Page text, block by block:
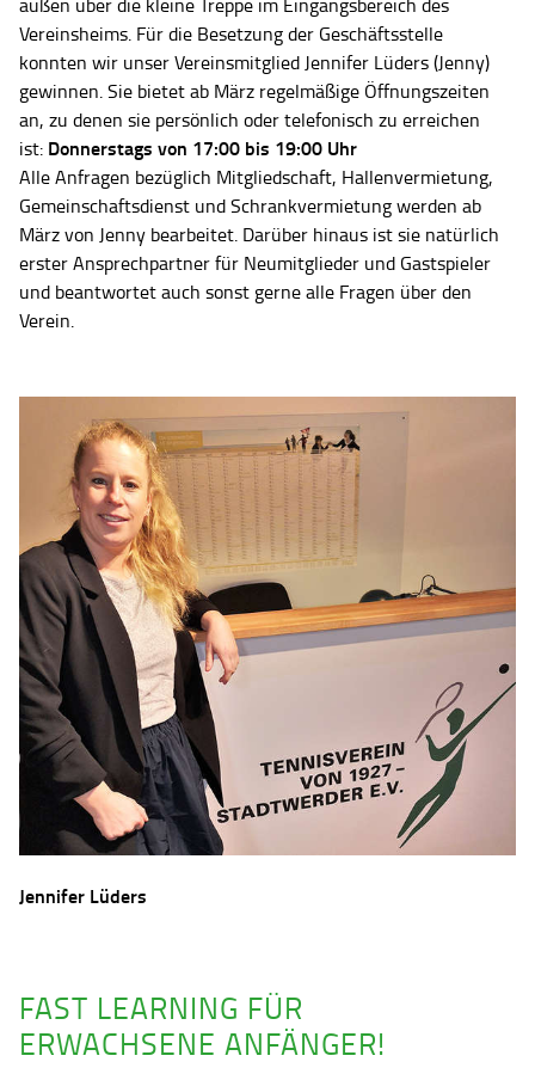
außen über die kleine Treppe im Eingangsbereich des
Vereinsheims. Für die Besetzung der Geschäftsstelle
konnten wir unser Vereinsmitglied Jennifer Lüders (Jenny)
gewinnen. Sie bietet ab März regelmäßige Öffnungszeiten
an, zu denen sie persönlich oder telefonisch zu erreichen
ist: Donnerstags von 17:00 bis 19:00 Uhr
Alle Anfragen bezüglich Mitgliedschaft, Hallenvermietung,
Gemeinschaftsdienst und Schrankvermietung werden ab
März von Jenny bearbeitet. Darüber hinaus ist sie natürlich
erster Ansprechpartner für Neumitglieder und Gastspieler
und beantwortet auch sonst gerne alle Fragen über den
Verein.
Jennifer Lüders
FAST LEARNING FÜR
ERWACHSENE ANFÄNGER!